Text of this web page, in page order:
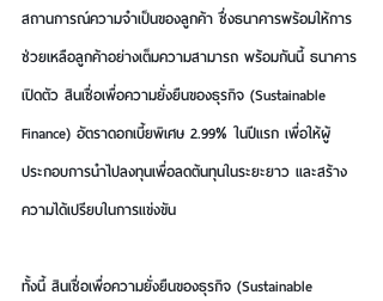
สถานการณ์ความจำเป็นของลูกค้า ซึ่งธนาคารพร้อมให้การ
ช่วยเหลือลูกค้าอย่างเต็มความสามารถ พร้อมกันนี้ ธนาคาร
เปิดตัว สินเชื่อเพื่อความยั่งยืนของธุรกิจ (Sustainable
Finance) อัตราดอกเบี้ยพิเศษ 2.99% ในปีแรก เพื่อให้ผู้
ประกอบการนำไปลงทุนเพื่อลดต้นทุนในระยะยาว และสร้าง
ความได้เปรียบในการแข่งขัน
ทั้งนี้ สินเชื่อเพื่อความยั่งยืนของธุรกิจ (Sustainable